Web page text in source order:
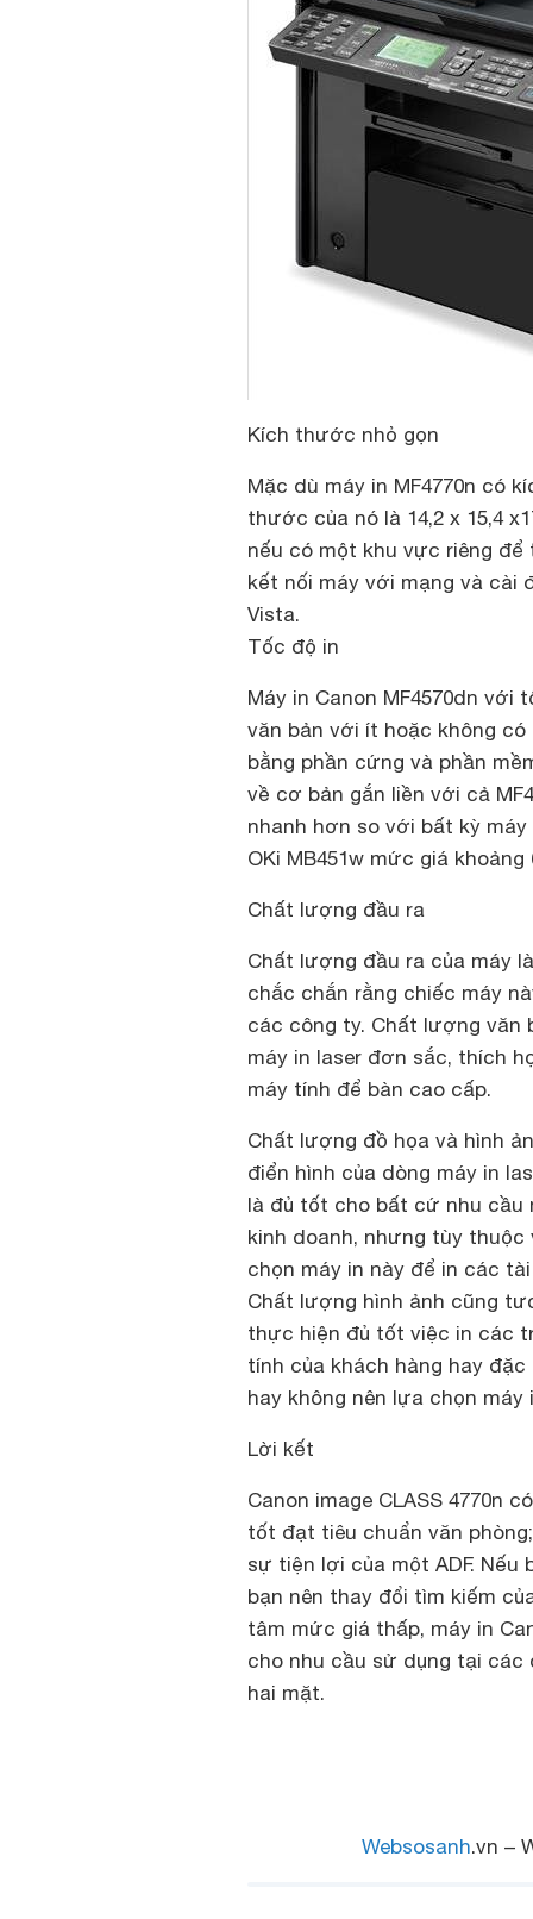
Kích thước nhỏ gọn
Mặc dù máy in MF4770n có
thước của nó là 14,2 x 15,4
nếu có một khu vực riêng
kết nối máy với mạng và cài
Vista.
Tốc độ in
Máy in Canon MF4570dn
văn bản với ít hoặc không
bằng phần cứng và phần
về cơ bản gắn liền với cả
nhanh hơn so với bất kỳ
OKi MB451w mức giá
Chất lượng đầu ra
Chất lượng đầu ra của máy
chắc chắn rằng chiếc máy
các công ty. Chất lượng văn
máy in laser đơn sắc, thích
máy tính để bàn cao cấp.
Chất lượng đồ họa và hình
điển hình của dòng máy in
là đủ tốt cho bất cứ nhu cầu
kinh doanh, nhưng tùy
chọn máy in này để in các
Chất lượng hình ảnh cũng
thực hiện đủ tốt việc in các
tính của khách hàng hay
hay không nên lựa chọn máy
Lời kết
Canon image CLASS 4770n
tốt đạt tiêu chuẩn văn
sự tiện lợi của một ADF.
bạn nên thay đổi tìm kiếm
tâm mức giá thấp, máy in
cho nhu cầu sử dụng tại các
hai mặt.
Websosanh.vn –